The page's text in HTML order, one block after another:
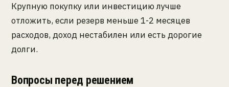
Крупную покупку или инвестицию лучше
отложить, если резерв меньше 1-2 месяцев
расходов, доход нестабилен или есть дорогие
долги.
Вопросы перед решением